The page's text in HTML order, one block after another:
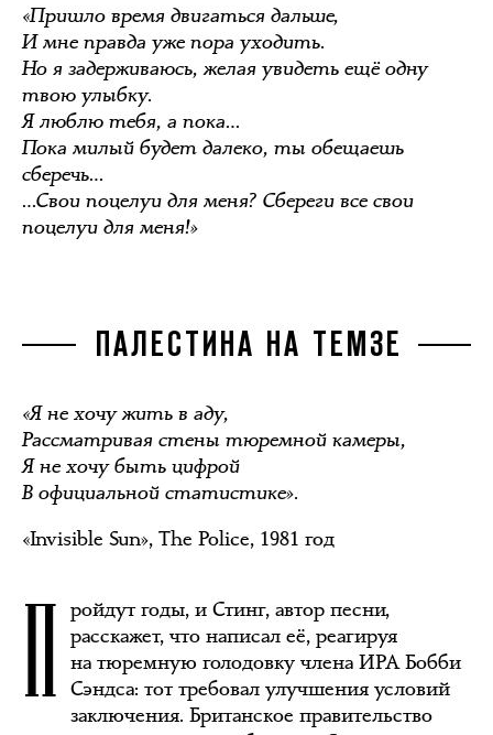
«Пришло время двигаться дальше,
И мне правда уже пора уходить.
Но я задерживаюсь, желая увидеть ещё одну
твою улыбку.
Я люблю тебя, а пока…
Пока милый будет далеко, ты обещаешь
сберечь…
…Свои поцелуи для меня? Сбереги все свои
поцелуи для меня!»
ПАЛЕСТИНА НА ТЕМЗЕ
«Я не хочу жить в аду,
Рассматривая стены тюремной камеры,
Я не хочу быть цифрой
В официальной статистике».
«Invisible Sun», The Police, 1981 год
П ройдут годы, и Стинг, автор песни,
расскажет, что написал её, реагируя
на тюремную голодовку члена ИРА Бобби
Сэндса: тот требовал улучшения условий
заключения. Британское правительство